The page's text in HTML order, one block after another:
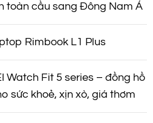
toàn cầu sang Đông Nam Á
Rimbook L1 Plus
Watch Fit 5 series – đồng hồ
sức khoẻ, xịn xò, giá thơm